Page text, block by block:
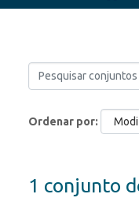
Ordenar por
1 conjunto